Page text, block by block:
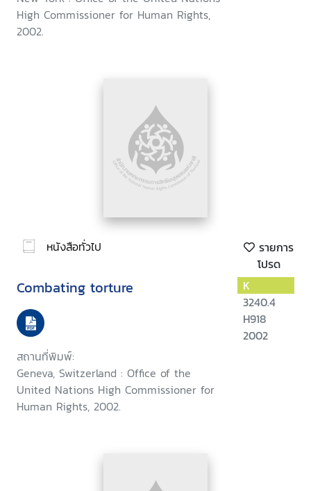
High Commissioner for Human Rights,
2002.
หนังสือทั่วไป
รายการ
โปรด
Combating torture
สถานที่พิมพ์:
Geneva, Switzerland : Office of the
United Nations High Commissioner for
Human Rights, 2002.
K
3240.4
H918
2002